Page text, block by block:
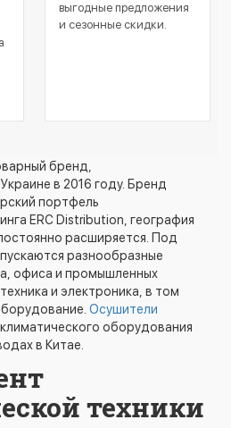
выгодные предложения
и сезонные скидки.
бренд,
в 2016 году. Бренд
портфель
ERC Distribution, география
расширяется. Под
разнообразные
офиса и промышленных
и электроника, в том
Осушители
оборудования
в Китае.
техники